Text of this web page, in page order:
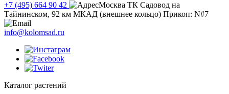
+7 (495) 664 90 42
Москва ТК Садовод на
Тайнинском, 92 км МКАД (внешнее кольцо) Прикоп: N#7
info@kolomsad.ru
Каталог растений